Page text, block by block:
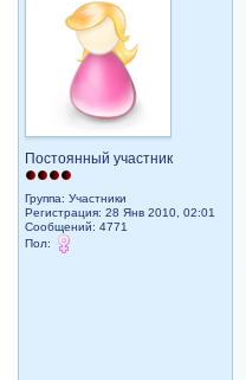
Постоянный участник
Группа: Участники
Регистрация: 28 Янв 2010, 02:01
Сообщений: 4771
Пол: